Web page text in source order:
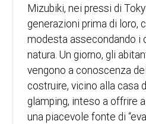
Mizubiki, nei pressi di
generazioni prima di loro,
modesta assecondando i
natura. Un giorno, gli
vengono a conoscenza
costruire, vicino alla casa
glamping, inteso a offrire
una piacevole fonte di